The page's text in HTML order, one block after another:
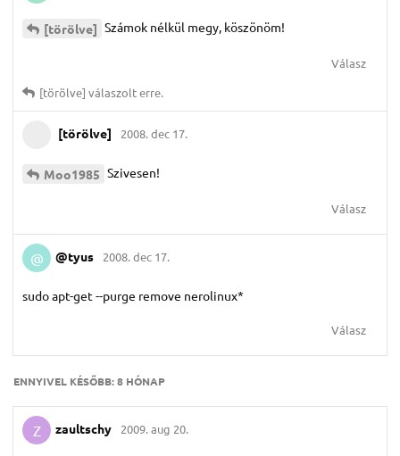
[törölve] Számok nélkül megy, köszönöm!
Válasz
[törölve] válaszolt erre.
[törölve] 2008. dec 17.
Moo1985 Szivesen!
Válasz
@ @tyus 2008. dec 17.
sudo apt-get --purge remove nerolinux*
Válasz
ENNYIVEL KÉSŐBB:8 HÓNAP
Z zaultschy 2009. aug 20.